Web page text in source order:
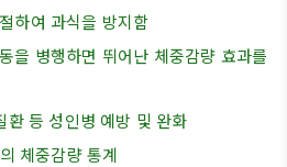
하여 과식을 방지함
을 병행하면 뛰어난 체중감량 효과를
환 등 성인병 예방 및 완화
체중감량 통계